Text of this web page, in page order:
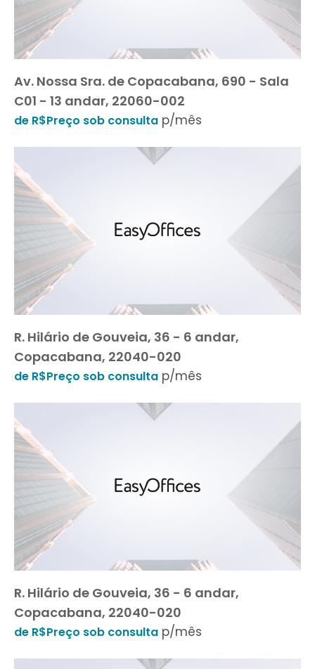
Av. Nossa Sra. de Copacabana, 690 - Sala
C01 - 13 andar, 22060-002
de R$Preço sob consulta p/mês
R. Hilário de Gouveia, 36 - 6 andar,
Copacabana, 22040-020
de R$Preço sob consulta p/mês
R. Hilário de Gouveia, 36 - 6 andar,
Copacabana, 22040-020
de R$Preço sob consulta p/mês